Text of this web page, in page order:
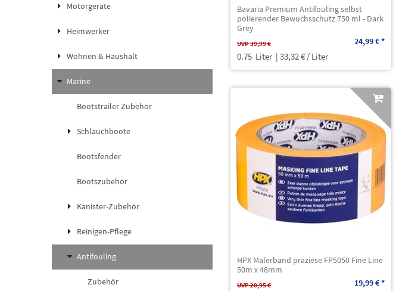
Motorgeräte
Heimwerker
Wohnen & Haushalt
Marine
Bootstrailer Zubehör
Schlauchboote
Bootsfender
Bootszubehör
Kanister-Zubehör
Reinigen-Pflege
Antifouling
Zubehör
Bavaria Premium Antifouling selbst
polierender Bewuchsschutz 750 ml - Dark
Grey
UVP 39,99 € 24,99 € *
0.75 Liter | 33,32 € / Liter
HPX Malerband präziese FP5050 Fine Line
50m x 48mm
UVP 20,95 € 19,99 € *